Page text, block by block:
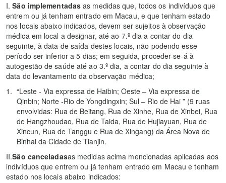
I.São implementadas as medidas que, todos os indivíduos que
entrem ou já tenham entrado em Macau, e que tenham estado
nos locais abaixo indicados, devem ser sujeitos à observação
médica em local a designar, até ao 7.º dia a contar do dia
seguinte, à data de saída destes locais, não podendo esse
período ser inferior a 5 dias; em seguida, proceder-se-á à
autogestão de saúde até ao 3.º dia, a contar do dia seguinte à
data do levantamento da observação médica;
“Leste - Via expressa de Haibin; Oeste – Via expressa de
Qinbin; Norte -Rio de Yongdingxin; Sul – Rio de Hai ” (9 ruas
envolvidas: Rua de Beitang, Rua de Xinhe, Rua de Xinbei, Rua
de Hangzhoudao, Rua de Taida, Rua de Hujiayuan, Rua de
Xincun, Rua de Tanggu e Rua de Xingang) da Área Nova de
Binhai da Cidade de Tianjin.
II.São canceladasas medidas acima mencionadas aplicadas aos
indivíduos que entrem ou já tenham entrado em Macau e tenham
estado nos locais abaixo indicados: